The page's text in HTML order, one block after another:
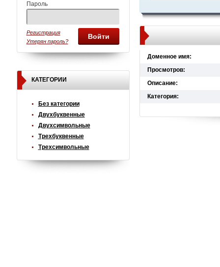
Пароль
Войти
Регистрация
Утерян пароль?
КАТЕГОРИИ
Без категории
Двухбуквенные
Двухсимвольные
Трехбуквенные
Трехсимвольные
Доменное имя:
Просмотров:
Описание:
Категория: